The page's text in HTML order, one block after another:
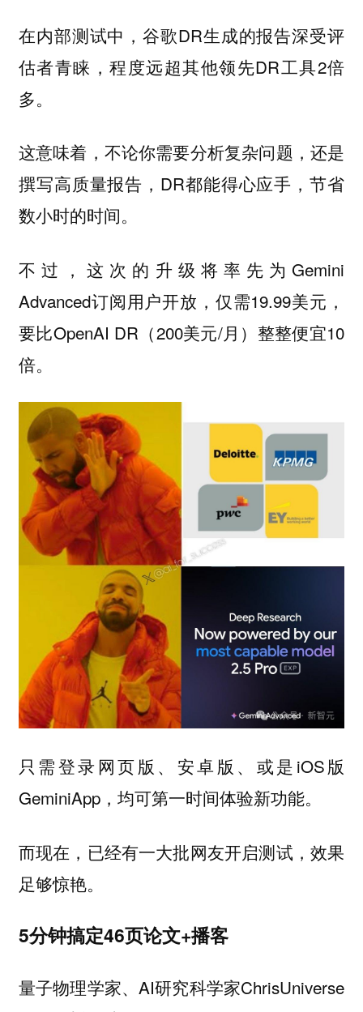
在内部测试中，谷歌DR生成的报告深受评
估者青睐，程度远超其他领先DR工具2倍
多。
这意味着，不论你需要分析复杂问题，还是
撰写高质量报告，DR都能得心应手，节省
数小时的时间。
不过，这次的升级将率先为Gemini
Advanced订阅用户开放，仅需19.99美元，
要比OpenAI DR（200美元/月）整整便宜10
倍。
只需登录网页版、安卓版、或是iOS版
GeminiApp，均可第一时间体验新功能。
而现在，已经有一大批网友开启测试，效果
足够惊艳。
5分钟搞定46页论文+播客
量子物理学家、AI研究科学家ChrisUniverse